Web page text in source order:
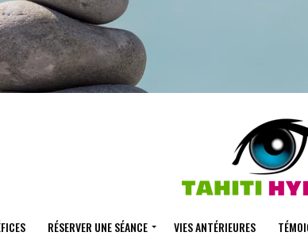
RÉSERVER UNE SÉANCE VIES ANTÉRIEURES